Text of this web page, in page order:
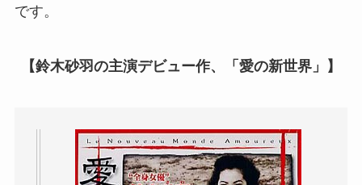
です。
【鈴木砂羽の主演デビュー作、「愛の新世界」】